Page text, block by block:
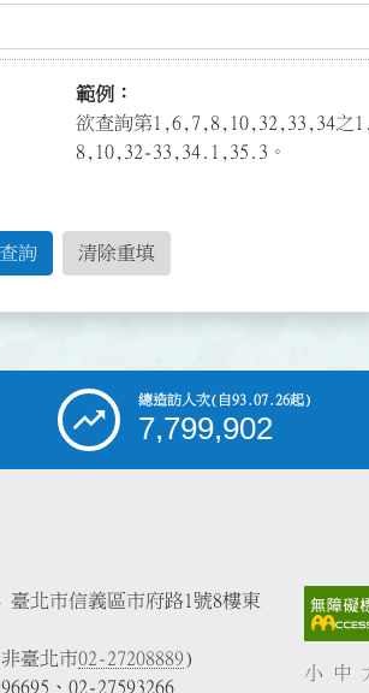
範例：
欲查詢第1,6,7,8,10,32,33,34之
8,10,32-33,34.1,35.3。
詢 清除重填
總造訪人次(自93.07.26起)
7,799,902
臺北市信義區市府路1號8樓東
臺北市02-27208889)
、02-27593266
小 中